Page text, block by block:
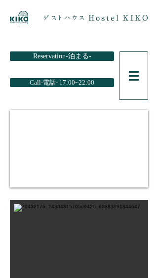
Reservation-泊まる-
Call-電話- 17:00~22:00